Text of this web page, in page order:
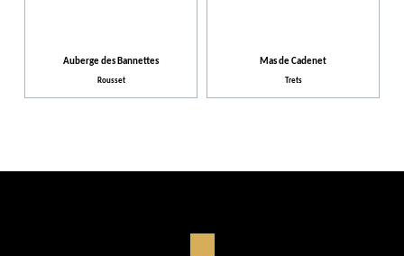
Auberge des Bannettes
Rousset
Mas de Cadenet
Trets